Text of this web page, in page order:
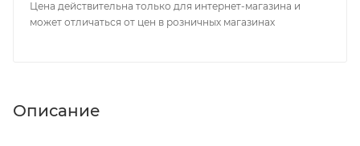
Цена действительна только для интернет-магазина и
может отличаться от цен в розничных магазинах
Описание